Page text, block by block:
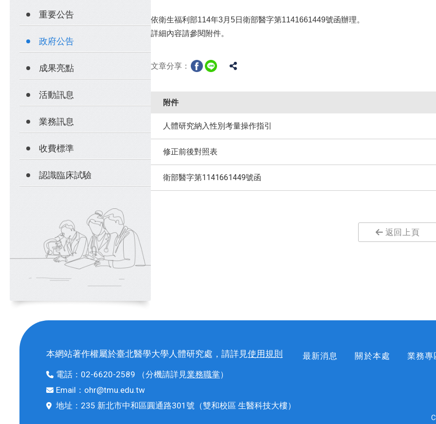
重要公告
政府公告
成果亮點
活動訊息
業務訊息
收費標準
認識臨床試驗
依衛生福利部114年3月5日衛部醫字第1141661449號函辦理。
詳細內容請參閱附件。
文章分享：
附件
人體研究納入性別考量操作指引
修正前後對照表
衛部醫字第1141661449號函
返回上頁
本網站著作權屬於臺北醫學大學人體研究處，請詳見使用規則
電話： 02-6620-2589 （分機請詳見業務職掌）
Email： ohr@tmu.edu.tw
地址： 235 新北市中和區圓通路301號 （雙和校區 生醫科技大樓）
最新消息 關於本處 業務專